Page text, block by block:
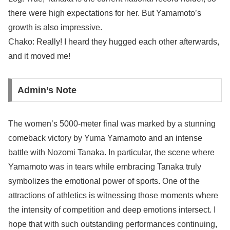
there were high expectations for her. But Yamamoto’s
growth is also impressive.
Chako: Really! I heard they hugged each other afterwards,
and it moved me!
Admin’s Note
The women’s 5000-meter final was marked by a stunning
comeback victory by Yuma Yamamoto and an intense
battle with Nozomi Tanaka. In particular, the scene where
Yamamoto was in tears while embracing Tanaka truly
symbolizes the emotional power of sports. One of the
attractions of athletics is witnessing those moments where
the intensity of competition and deep emotions intersect. I
hope that with such outstanding performances continuing,